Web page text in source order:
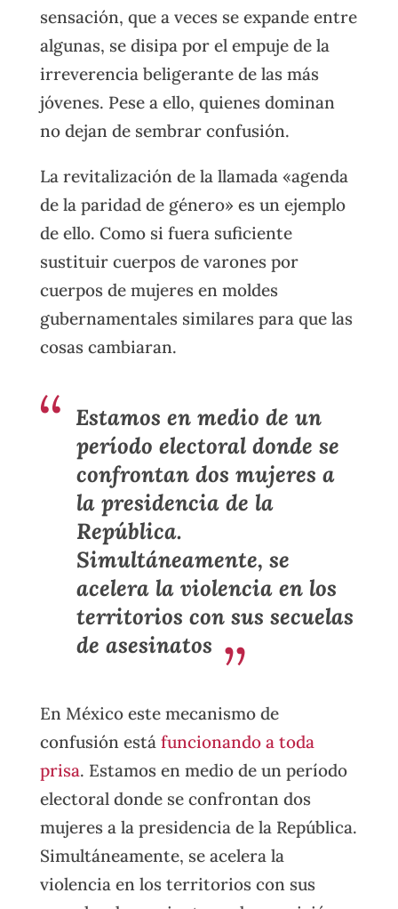
sensación, que a veces se expande entre
algunas, se disipa por el empuje de la
irreverencia beligerante de las más
jóvenes. Pese a ello, quienes dominan
no dejan de sembrar confusión.
La revitalización de la llamada «agenda
de la paridad de género» es un ejemplo
de ello. Como si fuera suficiente
sustituir cuerpos de varones por
cuerpos de mujeres en moldes
gubernamentales similares para que las
cosas cambiaran.
Estamos en medio de un
período electoral donde se
confrontan dos mujeres a
la presidencia de la
República.
Simultáneamente, se
acelera la violencia en los
territorios con sus secuelas
de asesinatos
En México este mecanismo de
confusión está funcionando a toda
prisa. Estamos en medio de un período
electoral donde se confrontan dos
mujeres a la presidencia de la República.
Simultáneamente, se acelera la
violencia en los territorios con sus